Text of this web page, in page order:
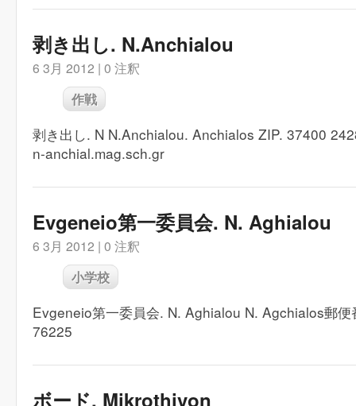
剥き出し. N.Anchialou
6 3月 2012 | 0 注釈
作戦
剥き出し. N N.Anchialou. Anchialos ZIP. 37400
n-anchial.mag.sch.gr
Evgeneio第一委員会. N. Aghialou
6 3月 2012 | 0 注釈
小学校
Evgeneio第一委員会. N. Aghialou N. Agchialos郵
76225
ボード. Mikrothivon